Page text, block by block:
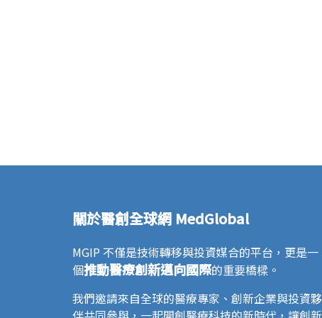
關於醫創全球網 MedGlobal
MGIP 不僅是技術轉移與投資媒合的平台，更是一
個推動醫療創新邁向國際的重要橋樑。
我們邀請來自全球的醫療專家、創新企業與投資夥